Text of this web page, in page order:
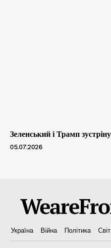
Зеленський і Трамп
05.07.2026
Україна Війна Політика Світ